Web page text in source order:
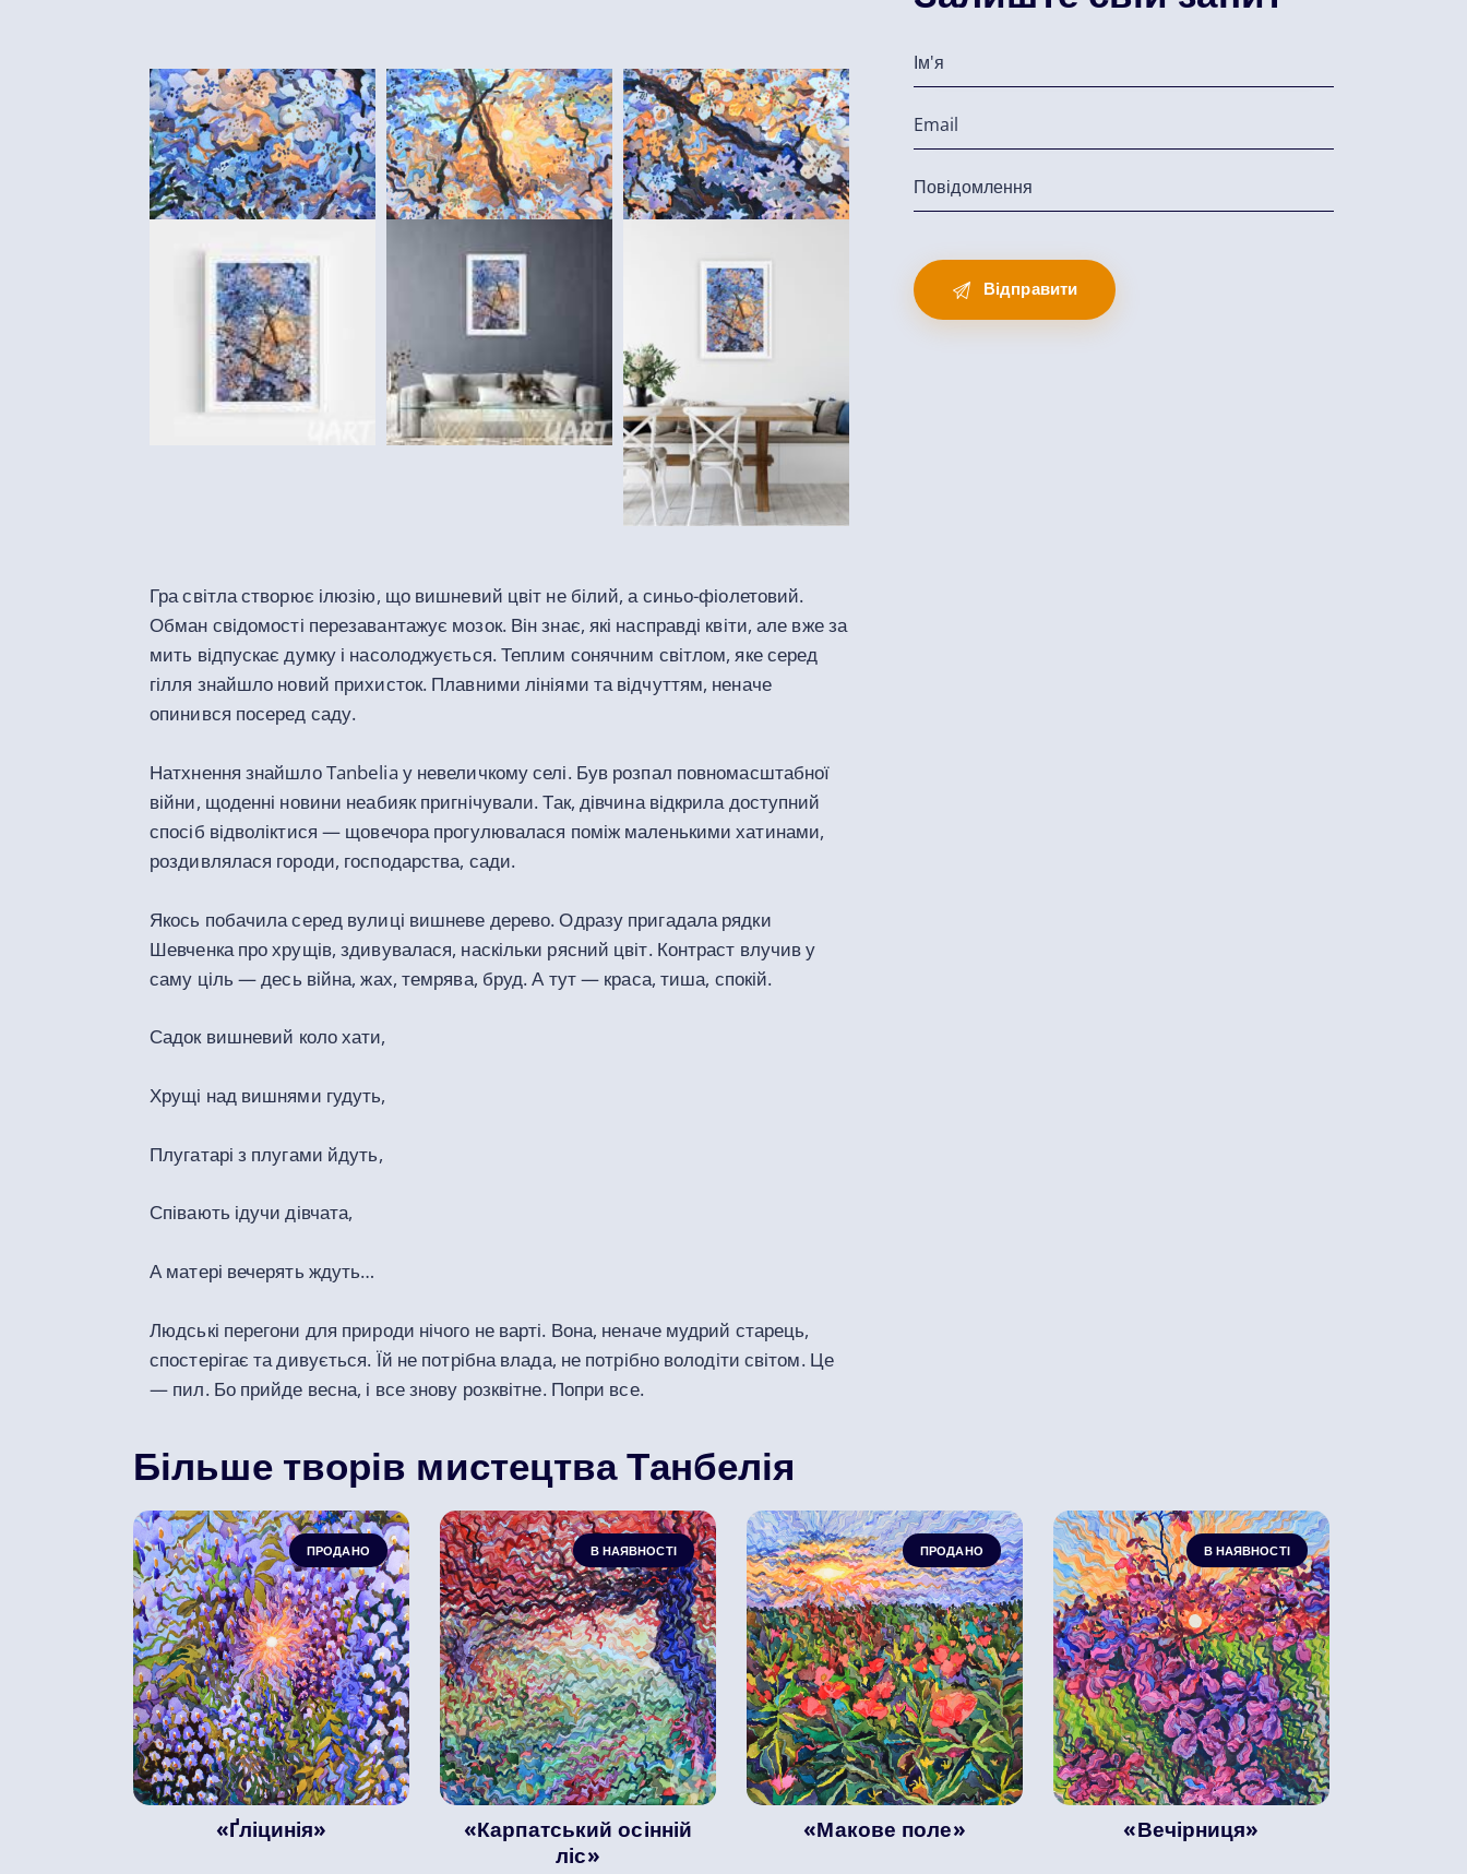
Гра світла створює ілюзію, що вишневий цвіт не білий, а синьо-фіолетовий.
Обман свідомості перезавантажує мозок. Він знає, які насправді квіти, але вже за
мить відпускає думку і насолоджується. Теплим сонячним світлом, яке серед
гілля знайшло новий прихисток. Плавними лініями та відчуттям, неначе
опинився посеред саду.
Натхнення знайшло Tanbelia у невеличкому селі. Був розпал повномасштабної
війни, щоденні новини неабияк пригнічували. Так, дівчина відкрила доступний
спосіб відволіктися — щовечора прогулювалася поміж маленькими хатинами,
роздивлялася городи, господарства, сади.
Якось побачила серед вулиці вишневе дерево. Одразу пригадала рядки
Шевченка про хрущів, здивувалася, наскільки рясний цвіт. Контраст влучив у
саму ціль — десь війна,жах, темрява, бруд. А тут— краса, тиша, спокій.
Садок вишневий коло хати,
Хрущі над вишнями гудуть,
Плугатарі з плугами йдуть,
Співають ідучи дівчата,
А матері вечерять ждуть…
Людські перегони для природи нічого не варті. Вона, неначе мудрий старець,
спостерігає та дивується. Їй не потрібна влада, не потрібно володіти світом. Це
— пил. Бо прийде весна, і все знову розквітне. Попри все.
Більше творів мистецтва Танбелія
ПРОДАНО
«Ґліцинія»
В НАЯВНОСТІ
«Карпатський осінній
ліс»
ПРОДАНО
«Макове поле»
В НАЯВНОСТІ
«Вечірниця»